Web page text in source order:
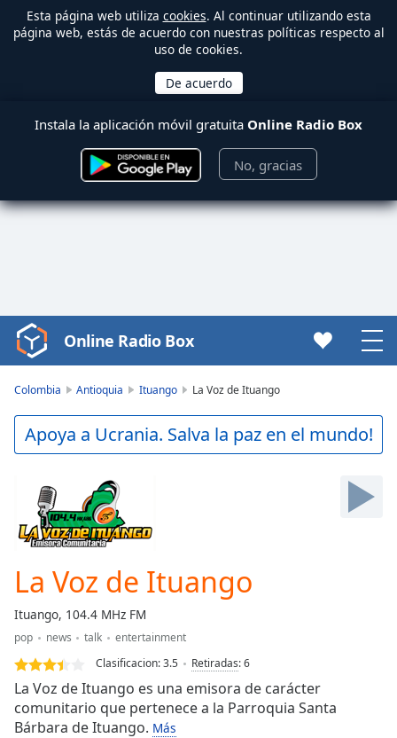
Esta página web utiliza cookies. Al continuar utilizando esta
página web, estás de acuerdo con nuestras políticas respecto al
uso de cookies.
Instala la aplicación móvil gratuita Online Radio Box
No, gracias
Video
Player
Play
Video
Backward
Skip
Forward
Mute
Current
Time0:00
Duration
Loaded:
0.00%
Stream
TypeLIVE
Seek to
Online Radio Box
Colombia Antioquia Ituango La Voz de Ituango
Apoya a Ucrania. Salva la paz en el mundo!
La Voz de Ituango
Ituango, 104.4 MHz FM
pop news talk
entertainment
Clasificacion:3.5 Retiradas:6
La Voz de Ituango es una emisora de carácter
comunitario que pertenece a la Parroquia Santa
Bárbara de Ituango. Más